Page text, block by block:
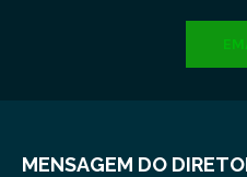
MENSAGEM DO